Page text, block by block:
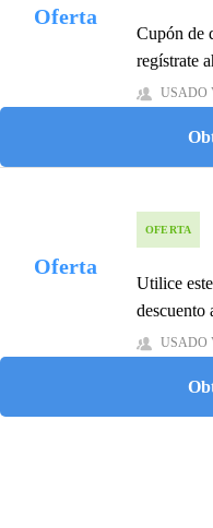
Oferta
Cupón de
regístrate
USADO
Oferta
OFERTA
Utilice
descuento
USADO